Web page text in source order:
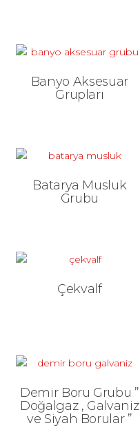
Banyo Aksesuar
Grupları
Batarya Musluk
Grubu
Çekvalf
Demir Boru Grubu ”
Doğalgaz , Galvaniz
ve Siyah Borular ”